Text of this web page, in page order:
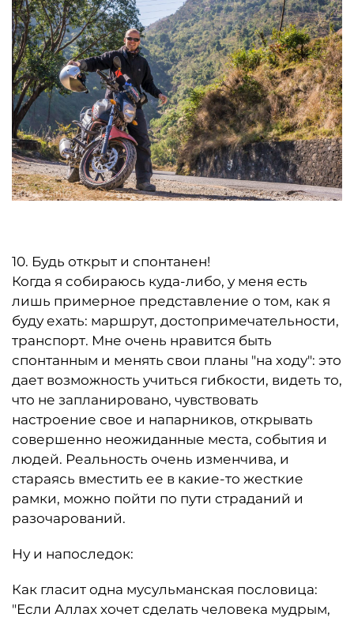
10. Будь открыт и спонтанен!
Когда я собираюсь куда-либо, у меня есть
лишь примерное представление о том, как я
буду ехать: маршрут, достопримечательности,
транспорт. Мне очень нравится быть
спонтанным и менять свои планы "на ходу": это
дает возможность учиться гибкости, видеть то,
что не запланировано, чувствовать
настроение свое и напарников, открывать
совершенно неожиданные места, события и
людей. Реальность очень изменчива, и
стараясь вместить ее в какие-то жесткие
рамки, можно пойти по пути страданий и
разочарований.
Ну и напоследок:
Как гласит одна мусульманская пословица:
"Если Аллах хочет сделать человека мудрым,